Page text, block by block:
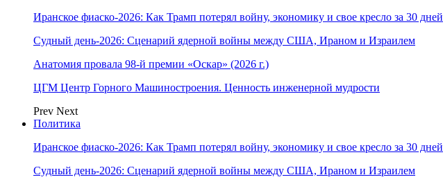
Иранское фиаско-2026: Как Трамп потерял войну, экономику и свое кресло за 30 дней
Судный день-2026: Сценарий ядерной войны между США, Ираном и Израилем
Анатомия провала 98-й премии «Оскар» (2026 г.)
ЦГМ Центр Горного Машиностроения. Ценность инженерной мудрости
Prev Next
Политика
Иранское фиаско-2026: Как Трамп потерял войну, экономику и свое кресло за 30 дней
Судный день-2026: Сценарий ядерной войны между США, Ираном и Израилем